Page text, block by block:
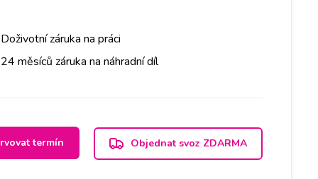
Doživotní záruka na práci
24 měsíců záruka na náhradní díl
termín Objednat svoz ZDARMA